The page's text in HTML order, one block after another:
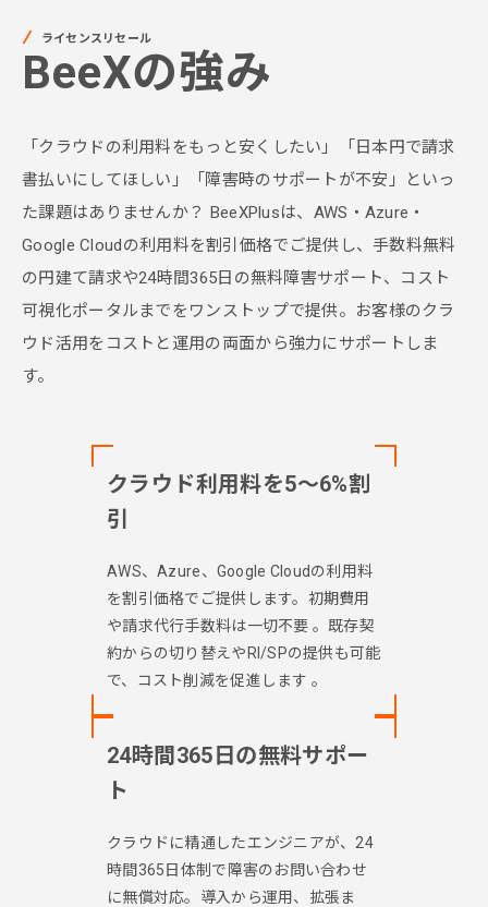
ライセンスリセール
BeeXの強み
「クラウドの利用料をもっと安くしたい」「日本円で請求
書払いにしてほしい」「障害時のサポートが不安」といっ
た課題はありませんか？ BeeXPlusは、AWS・Azure・
Google Cloudの利用料を割引価格でご提供し、手数料無料
の円建て請求や24時間365日の無料障害サポート、コスト
可視化ポータルまでをワンストップで提供。お客様のクラ
ウド活用をコストと運用の両面から強力にサポートしま
す。
クラウド利用料を5〜6%割
引
AWS、Azure、Google Cloudの利用料
を割引価格でご提供します。初期費用
や請求代行手数料は一切不要 。既存契
約からの切り替えやRI/SPの提供も可能
で、コスト削減を促進します 。
24時間365日の無料サポー
ト
クラウドに精通したエンジニアが、24
時間365日体制で障害のお問い合わせ
に無償対応。導入から運用、拡張ま